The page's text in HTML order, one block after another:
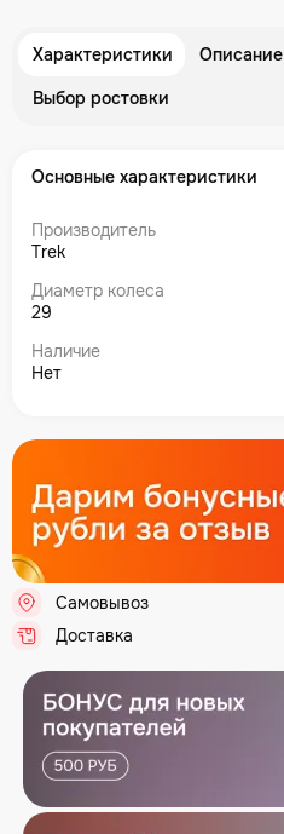
Характеристики Описание
Выбор ростовки
Основные характеристики
Производитель
Trek
Диаметр колеса
29
Наличие
Нет
Самовывоз
Доставка